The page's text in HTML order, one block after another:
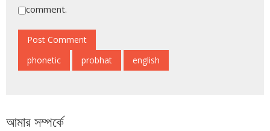
comment.
আমার সম্পর্কে